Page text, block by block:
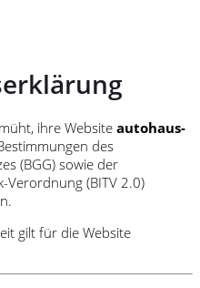
ihre Website autohaus-
des
(BGG) sowie der
(BITV 2.0)
gilt für die Website